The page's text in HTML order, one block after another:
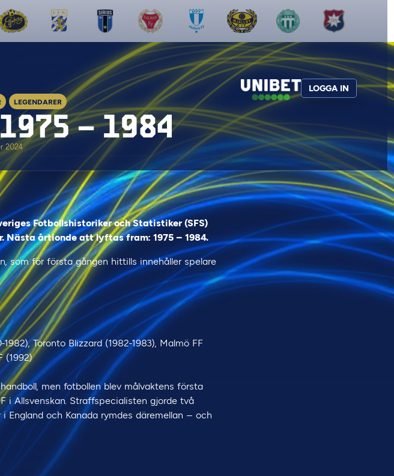
LOGGA IN
LEGENDARER
1975 – 1984
2024
Fotbollshistoriker och Statistiker (SFS)
Nästa årtionde att lyftas fram: 1975 – 1984.
som för första gången hittills innehåller spelare
Toronto Blizzard (1982-1983), Malmö FF
(1992)
men fotbollen blev målvaktens första
i Allsvenskan. Straffspecialisten gjorde två
och Kanada rymdes däremellan – och